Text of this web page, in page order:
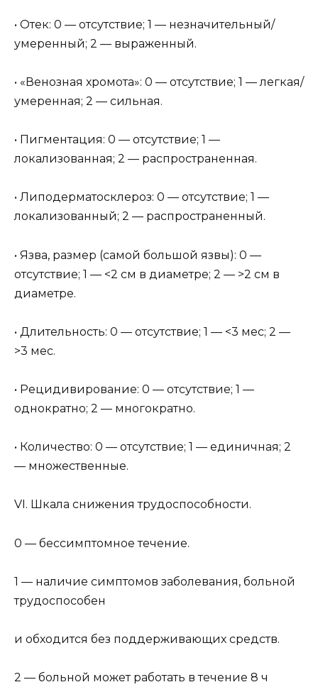
• Отек: 0 — отсутствие; 1 — незначительный/
умеренный; 2 — выраженный.
• «Венозная хромота»: 0 — отсутствие; 1 — легкая/
умеренная; 2 — сильная.
• Пигментация: 0 — отсутствие; 1 —
локализованная; 2 — распространенная.
• Липодерматосклероз: 0 — отсутствие; 1 —
локализованный; 2 — распространенный.
• Язва, размер (самой большой язвы): 0 —
отсутствие; 1 — <2 см в диаметре; 2 — >2 см в
диаметре.
• Длительность: 0 — отсутствие; 1 — <3 мес; 2 —
>3 мес.
• Рецидивирование: 0 — отсутствие; 1 —
однократно; 2 — многократно.
• Количество: 0 — отсутствие; 1 — единичная; 2
— множественные.
VI. Шкала снижения трудоспособности.
0 — бессимптомное течение.
1 — наличие симптомов заболевания, больной
трудоспособен
и обходится без поддерживающих средств.
2 — больной может работать в течение 8 ч